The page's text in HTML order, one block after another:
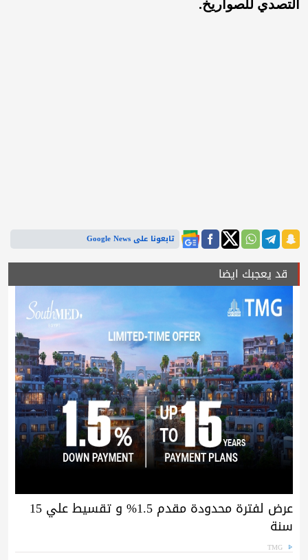
التصدي للصواريخ.
تابعونا على Google News
قد يعجبك ايضا
عرض لفترة محدودة مقدم 1.5% و تقسيط علي 15
سنة
TMG